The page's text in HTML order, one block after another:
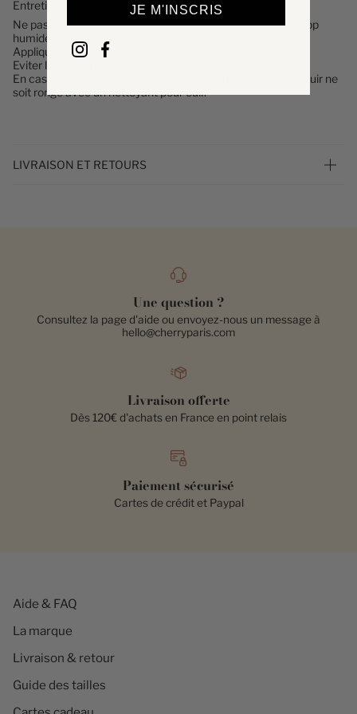
Entretien
Ne pas laisser son sac à main dans des environnements trop
humides ou trop chauds.
Appliquer un imperméabilisant avant toute utilisation.
Eviter les frottements avec des textiles bruts.
En cas de taches, le traiter au plus vite afin d'éviter que le cuir ne
soit rongé avec un nettoyant pour cuir.
LIVRAISON ET RETOURS
Une question ?
Consultez la page d'aide ou envoyez-nous un message à
hello@cherryparis.com
Livraison offerte
Dès 120€ d'achats en France en point relais
Paiement sécurisé
Cartes de crédit et Paypal
Aide & FAQ
La marque
Livraison & retour
Guide des tailles
JE M'INSCRIS